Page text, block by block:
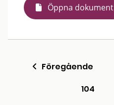
Öppna dokument
Föregående
104